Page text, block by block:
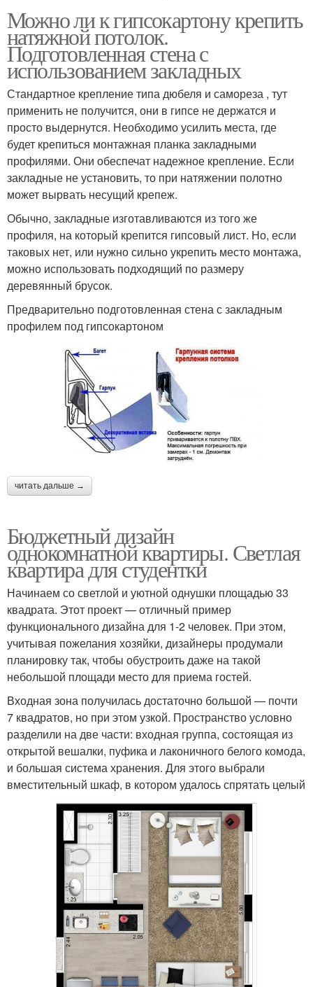
Можно ли к гипсокартону крепить
натяжной потолок.
Подготовленная стена с
использованием закладных
Стандартное крепление типа дюбеля и самореза , тут
применить не получится, они в гипсе не держатся и
просто выдернутся. Необходимо усилить места, где
будет крепиться монтажная планка закладными
профилями. Они обеспечат надежное крепление. Если
закладные не установить, то при натяжении полотно
может вырвать несущий крепеж.
Обычно, закладные изготавливаются из того же
профиля, на который крепится гипсовый лист. Но, если
таковых нет, или нужно сильно укрепить место монтажа,
можно использовать подходящий по размеру
деревянный брусок.
Предварительно подготовленная стена с закладным
профилем под гипсокартоном
читать дальше →
Бюджетный дизайн
однокомнатной квартиры. Светлая
квартира для студентки
Начинаем со светлой и уютной однушки площадью 33
квадрата. Этот проект — отличный пример
функционального дизайна для 1-2 человек. При этом,
учитывая пожелания хозяйки, дизайнеры продумали
планировку так, чтобы обустроить даже на такой
небольшой площади место для приема гостей.
Входная зона получилась достаточно большой — почти
7 квадратов, но при этом узкой. Пространство условно
разделили на две части: входная группа, состоящая из
открытой вешалки, пуфика и лаконичного белого комода,
и большая система хранения. Для этого выбрали
вместительный шкаф, в котором удалось спрятать целый